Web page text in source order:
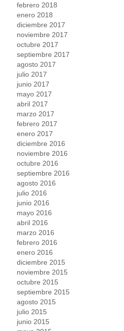
febrero 2018
enero 2018
diciembre 2017
noviembre 2017
octubre 2017
septiembre 2017
agosto 2017
julio 2017
junio 2017
mayo 2017
abril 2017
marzo 2017
febrero 2017
enero 2017
diciembre 2016
noviembre 2016
octubre 2016
septiembre 2016
agosto 2016
julio 2016
junio 2016
mayo 2016
abril 2016
marzo 2016
febrero 2016
enero 2016
diciembre 2015
noviembre 2015
octubre 2015
septiembre 2015
agosto 2015
julio 2015
junio 2015